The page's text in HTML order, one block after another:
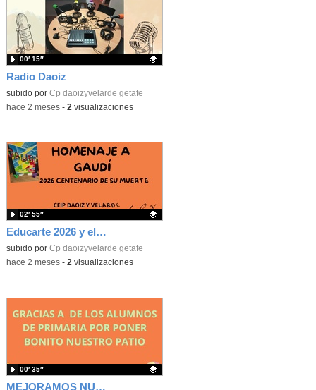
Radio Daoiz
Contenido educativo.
subido por Cp daoizyvelarde getafe
00′ 15″
-hace 2 meses- 2 visualizaciones
Educarte 2026 y el Daoiz
Contenido educativo.
subido por Cp daoizyvelarde getafe
02′ 55″
-hace 2 meses- 2 visualizaciones
MEJORAMOS NUESTRO PATIO
00′ 35″